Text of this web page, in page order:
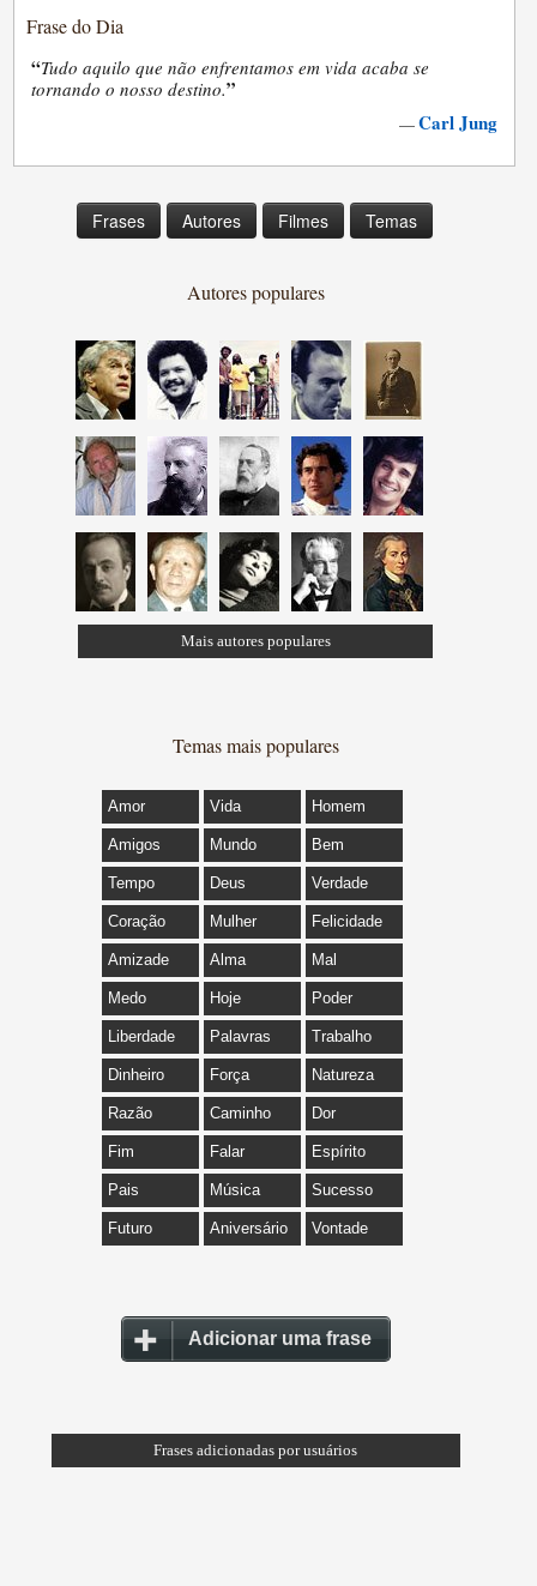
Frase do Dia
“Tudo aquilo que não enfrentamos em vida acaba se
tornando o nosso destino.”
—Carl Jung
Frases Autores Filmes Temas
Autores populares
Mais autores populares
Temas mais populares
Amor Vida Homem
Amigos Mundo Bem
Tempo Deus Verdade
Coração Mulher Felicidade
Amizade Alma Mal
Medo Hoje Poder
Liberdade Palavras Trabalho
Dinheiro Força Natureza
Razão Caminho Dor
Fim Falar Espírito
Pais Música Sucesso
Futuro Aniversário Vontade
Adicionar uma frase
Frases adicionadas por usuários